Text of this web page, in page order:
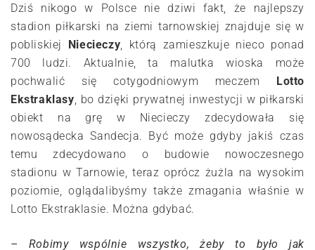
Dziś nikogo w Polsce nie dziwi fakt, że najlepszy
stadion piłkarski na ziemi tarnowskiej znajduje się w
pobliskiej Niecieczy, którą zamieszkuje nieco ponad
700 ludzi. Aktualnie, ta malutka wioska może
pochwalić się cotygodniowym meczem Lotto
Ekstraklasy, bo dzięki prywatnej inwestycji w piłkarski
obiekt na grę w Niecieczy zdecydowała się
nowosądecka Sandecja. Być może gdyby jakiś czas
temu zdecydowano o budowie nowoczesnego
stadionu w Tarnowie, teraz oprócz żużla na wysokim
poziomie, oglądalibyśmy także zmagania właśnie w
Lotto Ekstraklasie. Można gdybać.
– Robimy wspólnie wszystko, żeby to było jak